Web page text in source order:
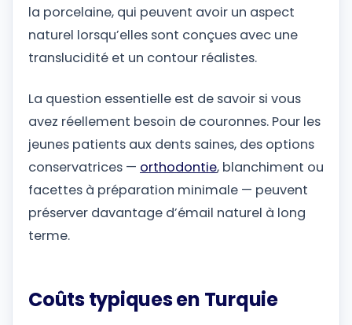
la porcelaine, qui peuvent avoir un aspect
naturel lorsqu’elles sont conçues avec une
translucidité et un contour réalistes.
La question essentielle est de savoir si vous
avez réellement besoin de couronnes. Pour les
jeunes patients aux dents saines, des options
conservatrices — orthodontie, blanchiment ou
facettes à préparation minimale — peuvent
préserver davantage d’émail naturel à long
terme.
Coûts typiques en Turquie